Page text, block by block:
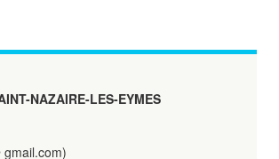
NAZAIRE-LES-EYMES